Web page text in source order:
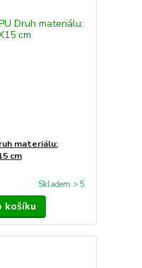
materiálu:
cm
Skladem > 5
košíku